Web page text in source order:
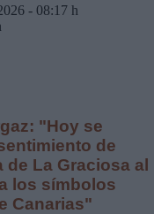
- 08:17 h
"Hoy se
de
de La Graciosa al
los símbolos
Canarias"